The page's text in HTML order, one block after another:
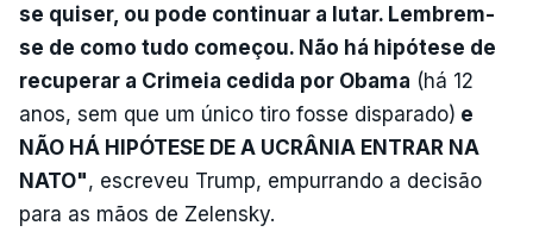
se quiser, ou pode continuar a lutar. Lembrem-
se de como tudo começou. Não há hipótese de
recuperar a Crimeia cedida por Obama (há 12
anos, sem que um único tiro fosse disparado) e
NÃO HÁ HIPÓTESE DE A UCRÂNIA ENTRAR NA
NATO", escreveu Trump, empurrando a decisão
para as mãos de Zelensky.